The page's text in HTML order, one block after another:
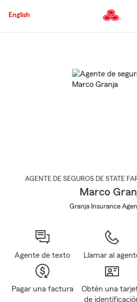
al
English
AGENTE DE SEGUROS DE STATE
Marco
Granja Insurance
Agente de texto Llamar al
Pagar una factura
Obtén una
de